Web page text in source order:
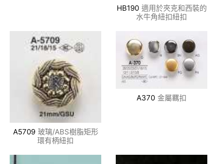
HB190 適用於夾克和西裝的
水牛角紐扣紐扣
A5709 玻璃/ABS樹脂矩形
環有柄紐扣
A370 金屬羈扣